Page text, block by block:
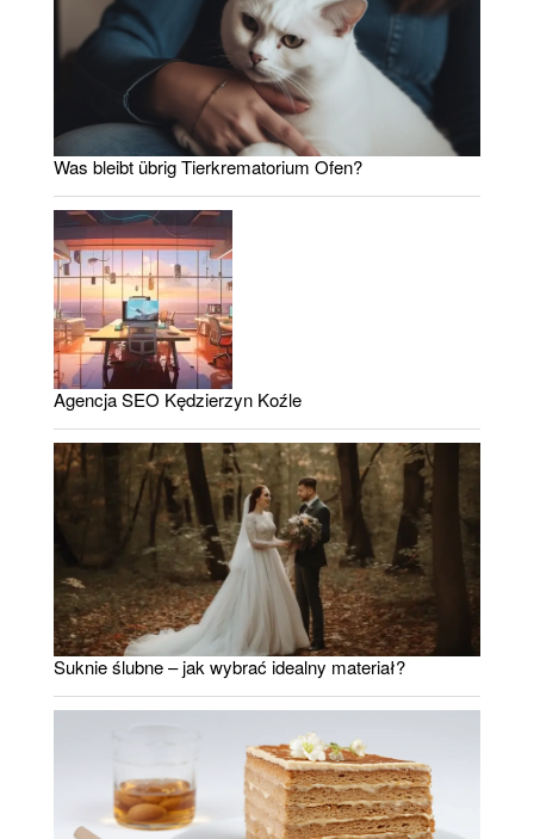
Was bleibt übrig Tierkrematorium Ofen?
Agencja SEO Kędzierzyn Koźle
Suknie ślubne – jak wybrać idealny materiał?